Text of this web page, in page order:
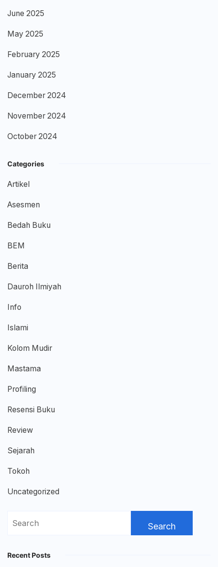
June 2025
May 2025
February 2025
January 2025
December 2024
November 2024
October 2024
Categories
Artikel
Asesmen
Bedah Buku
BEM
Berita
Dauroh Ilmiyah
Info
Islami
Kolom Mudir
Mastama
Profiling
Resensi Buku
Review
Sejarah
Tokoh
Uncategorized
Search
Recent Posts